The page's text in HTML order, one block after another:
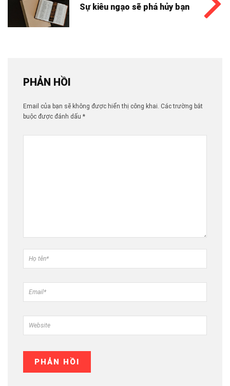
Sự kiêu ngạo sẽ phá hủy bạn
PHẢN HỒI
Email của bạn sẽ không được hiển thị công khai. Các trường bắt
buộc được đánh dấu *